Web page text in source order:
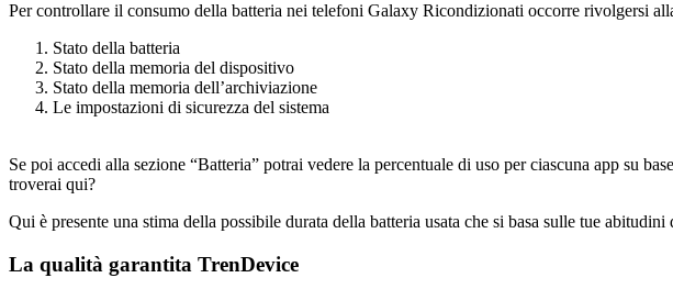
Per controllare il consumo della batteria nei telefoni Galaxy Ricondizionati occorre rivolgersi
Stato della batteria
Stato della memoria del dispositivo
Stato della memoria dell’archiviazione
Le impostazioni di sicurezza del sistema
Se poi accedi alla sezione “Batteria” potrai vedere la percentuale di uso per ciascuna app su
troverai qui?
Qui è presente una stima della possibile durata della batteria usata che si basa sulle tue
La qualità garantita TrenDevice